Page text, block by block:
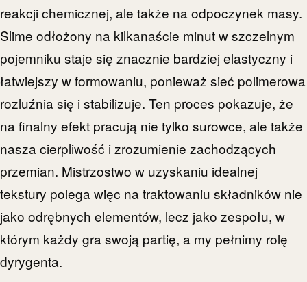
reakcji chemicznej, ale także na odpoczynek masy.
Slime odłożony na kilkanaście minut w szczelnym
pojemniku staje się znacznie bardziej elastyczny i
łatwiejszy w formowaniu, ponieważ sieć polimerowa
rozluźnia się i stabilizuje. Ten proces pokazuje, że
na finalny efekt pracują nie tylko surowce, ale także
nasza cierpliwość i zrozumienie zachodzących
przemian. Mistrzostwo w uzyskaniu idealnej
tekstury polega więc na traktowaniu składników nie
jako odrębnych elementów, lecz jako zespołu, w
którym każdy gra swoją partię, a my pełnimy rolę
dyrygenta.